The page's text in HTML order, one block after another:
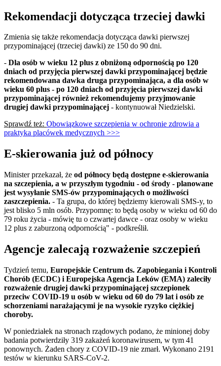
Rekomendacji dotycząca trzeciej dawki
Zmienia się także rekomendacja dotycząca dawki pierwszej
przypominającej (trzeciej dawki) ze 150 do 90 dni.
- Dla osób w wieku 12 plus z obniżoną odpornością po 120
dniach od przyjęcia pierwszej dawki przypominającej będzie
rekomendowana dawka druga przypominająca, a dla osób w
wieku 60 plus - po 120 dniach od przyjęcia pierwszej dawki
przypominającej również rekomendujemy przyjmowanie
drugiej dawki przypominającej - kontynuował Niedzielski.
Sprawdź też: Obowiązkowe szczepienia w ochronie zdrowia a
praktyka placówek medycznych >>>
E-skierowania już od północy
Minister przekazał, że od północy będą dostępne e-skierowania
na szczepienia, a w przyszłym tygodniu - od środy - planowane
jest wysyłanie SMS-ów przypominających o możliwości
zaszczepienia. - Ta grupa, do której będziemy kierowali SMS-y, to
jest blisko 5 mln osób. Przypomnę: to będą osoby w wieku od 60 do
79 roku życia - mówię tu o czwartej dawce - oraz osoby w wieku
12 plus z zaburzoną odpornością" - podkreślił.
Agencje zalecają rozważenie szczepień
Tydzień temu, Europejskie Centrum ds. Zapobiegania i Kontroli
Chorób (ECDC) i Europejska Agencja Leków (EMA) zaleciły
rozważenie drugiej dawki przypominającej szczepionek
przeciw COVID-19 u osób w wieku od 60 do 79 lat i osób ze
schorzeniami narażającymi je na wysokie ryzyko ciężkiej
choroby.
W poniedziałek na stronach rządowych podano, że minionej doby
badania potwierdziły 319 zakażeń koronawirusem, w tym 41
ponownych. Żaden chory z COVID-19 nie zmarł. Wykonano 2191
testów w kierunku SARS-CoV-2.